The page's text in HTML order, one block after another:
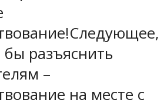
бы разъяснить
–
на месте с